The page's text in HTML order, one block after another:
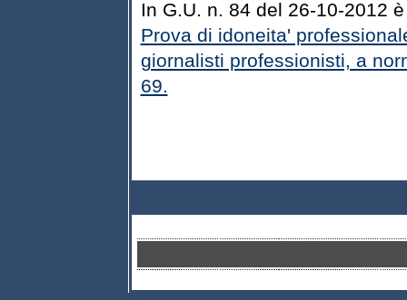
In G.U. n. 84 del 26-10-2012
Prova di idoneita'
giornalisti professionisti, a
69.